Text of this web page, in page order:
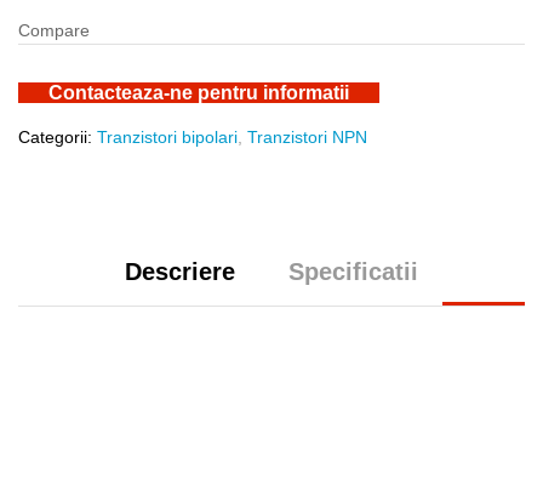
Compare
Contacteaza-ne pentru informatii
Categorii: Tranzistori bipolari Tranzistori NPN
Descriere Specificatii